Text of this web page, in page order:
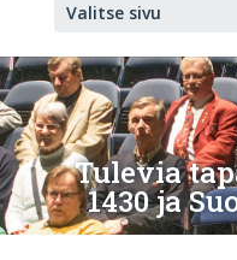
Valitse sivu
Tulevia
1430 ja